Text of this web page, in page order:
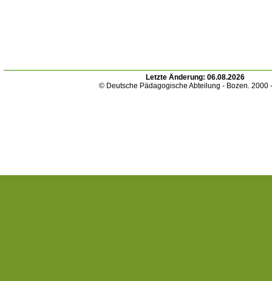
Letzte Änderung: 06.08.2026
© Deutsche Pädagogische Abteilung - Bozen. 2000